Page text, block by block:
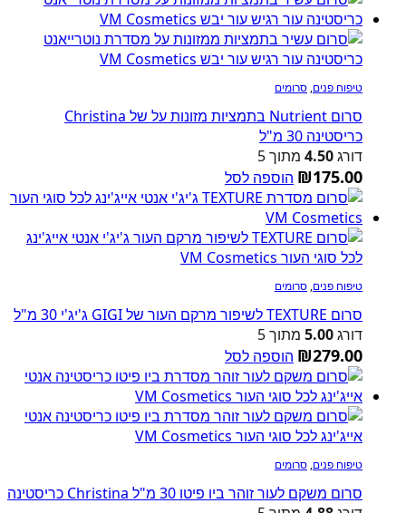
טיפוח פנים, סרומים
סרום Nutrient בתמציות מזונות על של Christina
כריסטינה 30 מ"ל
דורג4.50 מתוך 5
₪175.00 הוספה לסל
טיפוח פנים, סרומים
סרום TEXTURE לשיפור מרקם העור של GIGI ג'יג'י 30 מ"ל
דורג5.00 מתוך 5
₪279.00 הוספה לסל
טיפוח פנים, סרומים
סרום משקם לעור זוהר ביו פיטו 30 מ"ל Christina כריסטינה